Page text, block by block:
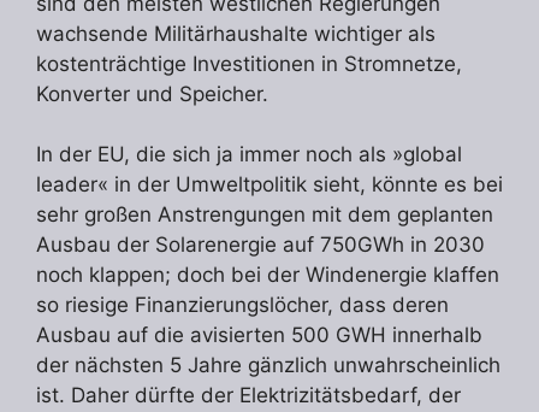
wachsende Militärhaushalte wichtiger als
kostenträchtige Investitionen in Stromnetze,
Konverter und Speicher.
In der EU, die sich ja immer noch als »global
leader« in der Umweltpolitik sieht, könnte es bei
sehr großen Anstrengungen mit dem geplanten
Ausbau der Solarenergie auf 750GWh in 2030
noch klappen; doch bei der Windenergie klaffen
so riesige Finanzierungslöcher, dass deren
Ausbau auf die avisierten 500 GWH innerhalb
der nächsten 5 Jahre gänzlich unwahrscheinlich
ist. Daher dürfte der Elektrizitätsbedarf, der